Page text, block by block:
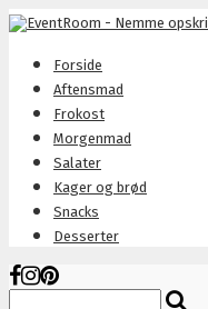
Forside
Aftensmad
Frokost
Morgenmad
Salater
Kager og brød
Snacks
Desserter